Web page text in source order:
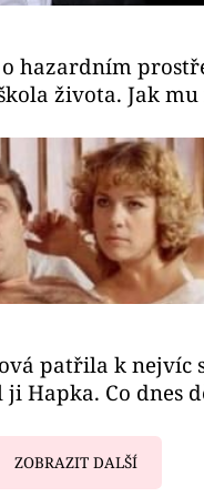
hazardním
života. Jak
patřila k nejvíc
Hapka. Co dnes
ZOBRAZIT DALŠÍ